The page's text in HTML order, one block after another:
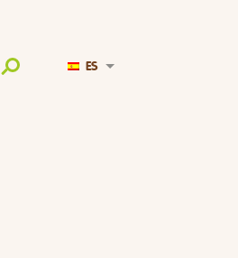
ES